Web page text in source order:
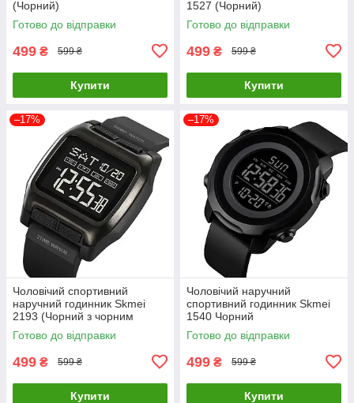
(Чорний)
Готово до відправки
499 ₴ 599 ₴
Купити
1527 (Чорний)
Готово до відправки
499 ₴ 599 ₴
Купити
–17%
Чоловічий спортивний
наручний годинник Skmei
2193 (Чорний з чорним
циферблатом)
Готово до відправки
499 ₴ 599 ₴
Купити
–17%
Чоловічий наручний
спортивний годинник Skmei
1540 Чорний
Готово до відправки
499 ₴ 599 ₴
Купити